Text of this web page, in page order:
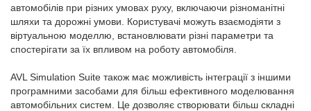
автомобілів при різних умовах руху, включаючи різноманітні
шляхи та дорожні умови. Користувачі можуть взаємодіяти з
віртуальною моделлю, встановлювати різні параметри та
спостерігати за їх впливом на роботу автомобіля.
AVL Simulation Suite також має можливість інтеграції з іншими
програмними засобами для більш ефективного моделювання
автомобільних систем. Це дозволяє створювати більш складні